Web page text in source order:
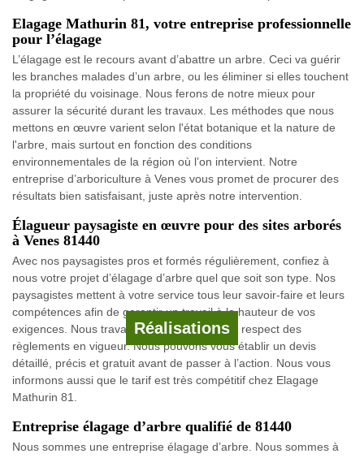
Réalisations
Elagage Mathurin 81, votre entreprise professionnelle
pour l’élagage
L’élagage est le recours avant d’abattre un arbre. Ceci va guérir
les branches malades d’un arbre, ou les éliminer si elles touchent
la propriété du voisinage. Nous ferons de notre mieux pour
assurer la sécurité durant les travaux. Les méthodes que nous
mettons en œuvre varient selon l'état botanique et la nature de
l'arbre, mais surtout en fonction des conditions
environnementales de la région où l’on intervient. Notre
entreprise d’arboriculture à Venes vous promet de procurer des
résultats bien satisfaisant, juste après notre intervention.
Élagueur paysagiste en œuvre pour des sites arborés
à Venes 81440
Avec nos paysagistes pros et formés régulièrement, confiez à
nous votre projet d’élagage d’arbre quel que soit son type. Nos
paysagistes mettent à votre service tous leur savoir-faire et leurs
compétences afin de garantir un travail à la hauteur de vos
exigences. Nous travaillons toujours dans le respect des
règlements en vigueur. Nous pouvons vous établir un devis
détaillé, précis et gratuit avant de passer à l’action. Nous vous
informons aussi que le tarif est très compétitif chez Elagage
Mathurin 81.
Entreprise élagage d’arbre qualifié de 81440
Nous sommes une entreprise élagage d’arbre. Nous sommes à